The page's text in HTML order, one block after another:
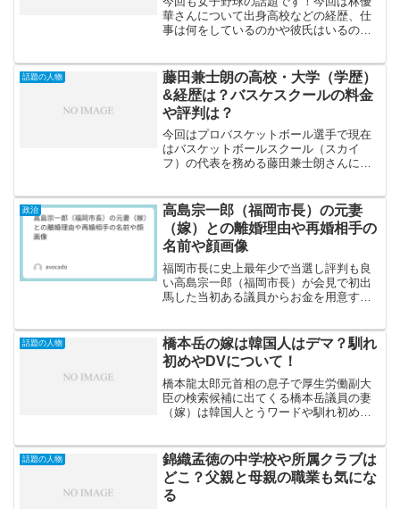
華さんについて出身高校などの経歴、仕
事は何をしているのかや彼氏はいるのか
でトクサンTVのトクさん率いる野球女子
チームの一員として...
話題の人物
藤田兼士朗の高校・大学（学歴）
&経歴は？バスケスクールの料金
や評判は？
今回はプロバスケットボール選手で現在
はバスケットボールスクール（スカイ
フ）の代表を務める藤田兼士朗さんにス
した。現在バスケスクールの代表兼コー
チを務めているという藤田さ...
政治
高島宗一郎（福岡市長）の元妻
（嫁）との離婚理由や再婚相手の
名前や顔画像
福岡市長に史上最年少で当選し評判も良
い高島宗一郎（福岡市長）が会見で初出
馬した当初ある議員からお金を用意する
人物なのかと思い検索をかけてみたとこ
ろ「高島宗一郎 元嫁」と...
話題の人物
橋本岳の嫁は韓国人はデマ？馴れ
初めやDVについて！
橋本龍太郎元首相の息子で厚生労働副大
臣の検索候補に出てくる橋本岳議員の妻
（嫁）は韓国人とうワードや馴れ初め、
が政治家だったとは知りませんでした。
さて橋本岳副大臣はどん...
話題の人物
錦織孟徳の中学校や所属クラブは
どこ？父親と母親の職業も気にな
る